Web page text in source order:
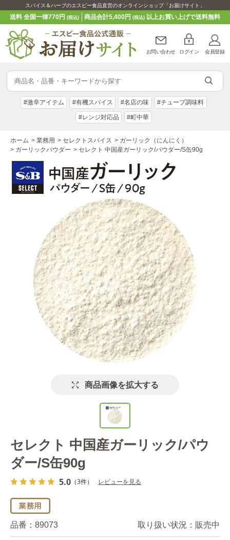
スパイス＆ハーブのエスビー食品直営のオンラインショップ「お届けサイト」
送料 全国一律770円(税込) 商品合計5,400円 (税込)以上お買い上げで送料無料
お問い合わせ ログイン 会員登録
#激辛アイテム #有機スパイス #名店の味 #チューブ調味料
#レンジ対応品 #町中華
ホーム > 業務用 > セレクトスパイス > ガーリック（にんにく）
> ガーリックパウダー > セレクト 中国産ガーリック/パウダー/S缶90g
商品画像を拡大する
セレクト 中国産ガーリック/パウ
ダー/S缶90g
5.0 （3件） レビューを見る
品番： 89073 取り扱い状況： 販売中